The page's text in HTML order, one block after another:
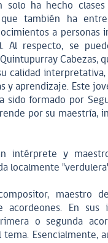
solo ha hecho
también ha
a personas
Al respecto, se
Cabezas,
calidad
y aprendizaje. Este
sido formado por
por su maestría,
intérprete y
localmente
maestro
acordeones. En sus
o segunda
Esencialmente,